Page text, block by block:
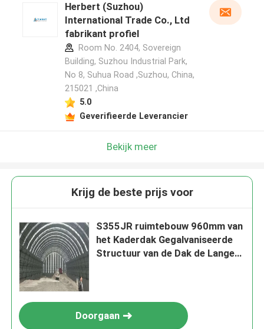
Herbert (Suzhou)
International Trade Co., Ltd
fabrikant profiel
Room No. 2404, Sovereign
Building, Suzhou Industrial Park,
No 8, Suhua Road ,Suzhou, China,
215021 ,China
5.0
Geverifieerde Leverancier
Bekijk meer
Krijg de beste prijs voor
S355JR ruimtebouw 960mm van
het Kaderdak Gegalvaniseerde
Structuur van de Dak de Lange
Doorgaan